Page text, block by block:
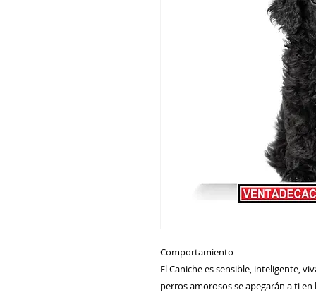
Comportamiento
El Caniche es sensible, inteligente,
perros amorosos se apegarán a ti